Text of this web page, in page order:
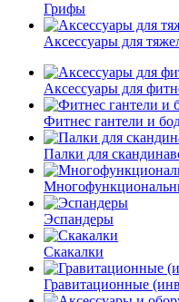
Грифы
Аксессуары для
Аксессуары для
Фитнес гантели и
Палки для
Эспандеры
Скакалки
Гравитационные